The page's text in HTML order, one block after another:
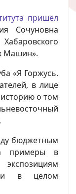
пришёл
Сочуновна
Машин».
«Я Горжусь.
в лице
историю о том
бюджетным
примеры в
и в целом